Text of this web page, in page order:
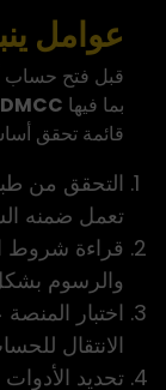
عوامل
قبل فتح حساب
بما فيها
قائمة تحقق
التحقق من
تعمل ضمنه
قراءة شروط
والرسوم
اختبار
الانتقال
تحديد